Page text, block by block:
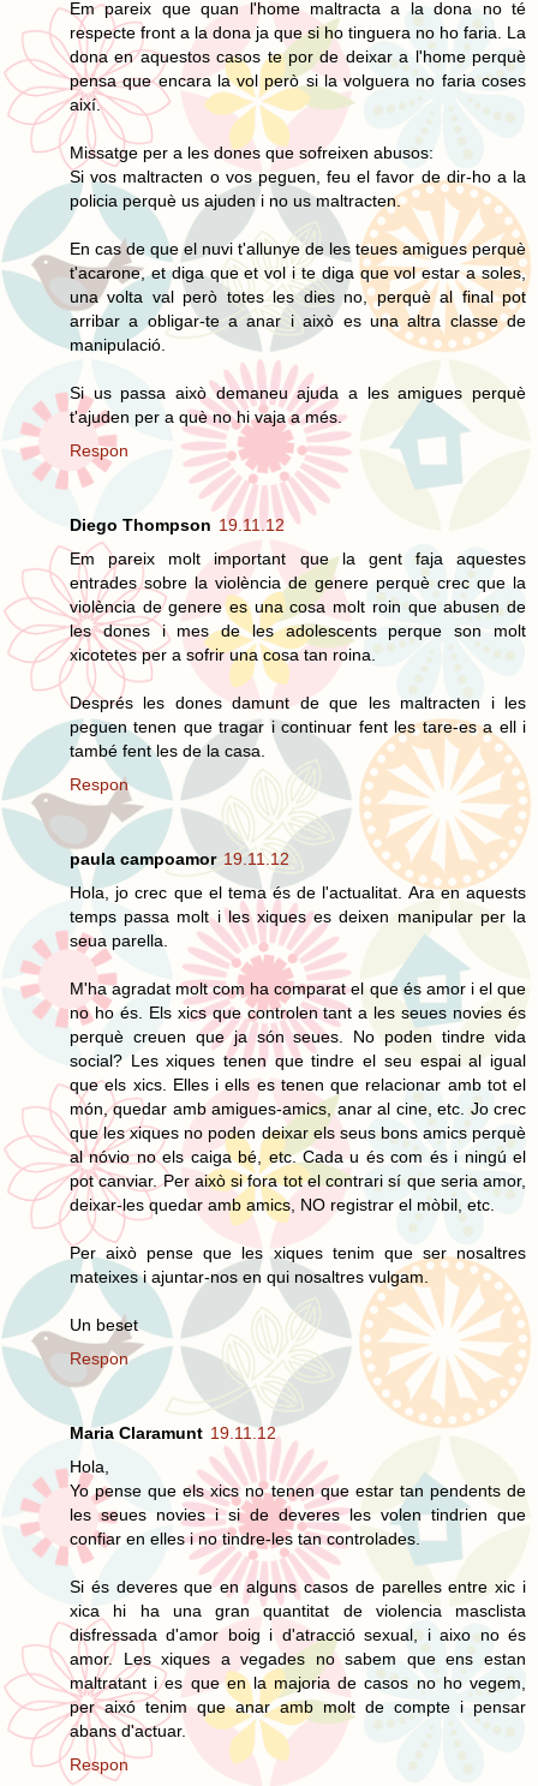
Em pareix que quan l'home maltracta a la dona no té
respecte front a la dona ja que si ho tinguera no ho faria. La
dona en aquestos casos te por de deixar a l'home perquè
pensa que encara la vol però si la volguera no faria coses
així.
Missatge per a les dones que sofreixen abusos:
Si vos maltracten o vos peguen, feu el favor de dir-ho a la
policia perquè us ajuden i no us maltracten.
En cas de que el nuvi t'allunye de les teues amigues perquè
t'acarone, et diga que et vol i te diga que vol estar a soles,
una volta val però totes les dies no, perquè al final pot
arribar a obligar-te a anar i això es una altra classe de
manipulació.
Si us passa això demaneu ajuda a les amigues perquè
t'ajuden per a què no hi vaja a més.
Respon
Diego Thompson 19.11.12
Em pareix molt important que la gent faja aquestes
entrades sobre la violència de genere perquè crec que la
violència de genere es una cosa molt roin que abusen de
les dones i mes de les adolescents perque son molt
xicotetes per a sofrir una cosa tan roina.
Després les dones damunt de que les maltracten i les
peguen tenen que tragar i continuar fent les tare-es a ell i
també fent les de la casa.
Respon
paula campoamor 19.11.12
Hola, jo crec que el tema és de l'actualitat. Ara en aquests
temps passa molt i les xiques es deixen manipular per la
seua parella.
M'ha agradat molt com ha comparat el que és amor i el que
no ho és. Els xics que controlen tant a les seues novies és
perquè creuen que ja són seues. No poden tindre vida
social? Les xiques tenen que tindre el seu espai al igual
que els xics. Elles i ells es tenen que relacionar amb tot el
món, quedar amb amigues-amics, anar al cine, etc. Jo crec
que les xiques no poden deixar els seus bons amics perquè
al nóvio no els caiga bé, etc. Cada u és com és i ningú el
pot canviar. Per això si fora tot el contrari sí que seria amor,
deixar-les quedar amb amics, NO registrar el mòbil, etc.
Per això pense que les xiques tenim que ser nosaltres
mateixes i ajuntar-nos en qui nosaltres vulgam.
Un beset
Respon
Maria Claramunt 19.11.12
Hola,
Yo pense que els xics no tenen que estar tan pendents de
les seues novies i si de deveres les volen tindrien que
confiar en elles i no tindre-les tan controlades.
Si és deveres que en alguns casos de parelles entre xic i
xica hi ha una gran quantitat de violencia masclista
disfressada d'amor boig i d'atracció sexual, i aixo no és
amor. Les xiques a vegades no sabem que ens estan
maltratant i es que en la majoria de casos no ho vegem,
per aixó tenim que anar amb molt de compte i pensar
abans d'actuar.
Respon